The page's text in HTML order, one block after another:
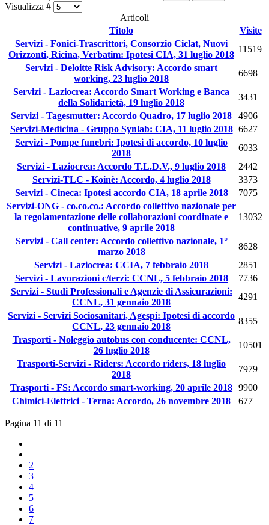
Visualizza #
Articoli
Titolo
Visite
Servizi - Fonici-Trascrittori, Consorzio Ciclat, Nuovi
Orizzonti, Ricina, Verbatim: Ipotesi CIA, 31 luglio 2018
11519
Servizi - Deloitte Risk Advisory: Accordo smart
working, 23 luglio 2018
6698
Servizi - Laziocrea: Accordo Smart Working e Banca
della Solidarietà, 19 luglio 2018
3431
Servizi - Tagesmutter: Accordo Quadro, 17 luglio 2018
4906
Servizi-Medicina - Gruppo Synlab: CIA, 11 luglio 2018 6627
Servizi - Pompe funebri: Ipotesi di accordo, 10 luglio
2018
6033
Servizi - Laziocrea: Accordo T.L.D.V., 9 luglio 2018
2442
Servizi-TLC - Koinè: Accordo, 4 luglio 2018
3373
Servizi - Cineca: Ipotesi accordo CIA, 18 aprile 2018
7075
Servizi-ONG - co.co.co.: Accordo collettivo nazionale per
la regolamentazione delle collaborazioni coordinate e
continuative, 9 aprile 2018
13032
Servizi - Call center: Accordo collettivo nazionale, 1°
marzo 2018
8628
Servizi - Laziocrea: CCIA, 7 febbraio 2018
2851
Servizi - Lavorazioni c/terzi: CCNL, 5 febbraio 2018
7736
Servizi - Studi Professionali e Agenzie di Assicurazioni:
CCNL, 31 gennaio 2018
4291
Servizi - Servizi Sociosanitari, Agespi: Ipotesi di accordo
CCNL, 23 gennaio 2018
8355
Trasporti - Noleggio autobus con conducente: CCNL,
26 luglio 2018
10501
Trasporti-Servizi - Riders: Accordo riders, 18 luglio
2018
7979
Trasporti - FS: Accordo smart-working, 20 aprile 2018 9900
Chimici-Elettrici - Terna: Accordo, 26 novembre 2018
677
Pagina 11 di 11
2
3
4
5
6
7